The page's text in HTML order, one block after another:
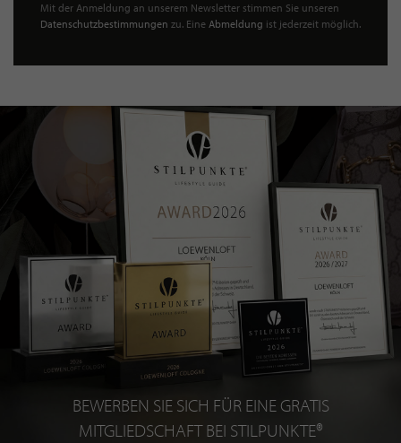
Mit der Anmeldung an unserem Newsletter stimmen Sie unseren
Datenschutzbestimmungen zu. Eine Abmeldung ist jederzeit möglich.
BEWERBEN SIE SICH FÜR EINE GRATIS
MITGLIEDSCHAFT BEI STILPUNKTE®